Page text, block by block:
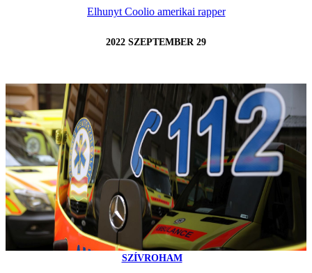
Elhunyt Coolio amerikai rapper
2022 SZEPTEMBER 29
SZÍVROHAM